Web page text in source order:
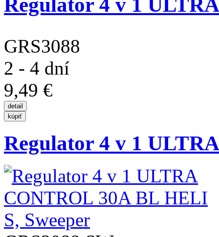
Regulátor 4 v 1
GRS3088
2 - 4 dní
9,49 €
Regulator 4 v 1